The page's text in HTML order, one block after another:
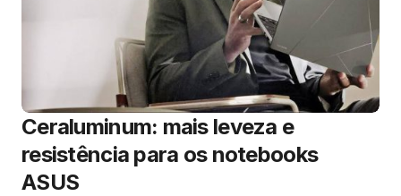
Ceraluminum: mais leveza e
resistência para os notebooks
ASUS